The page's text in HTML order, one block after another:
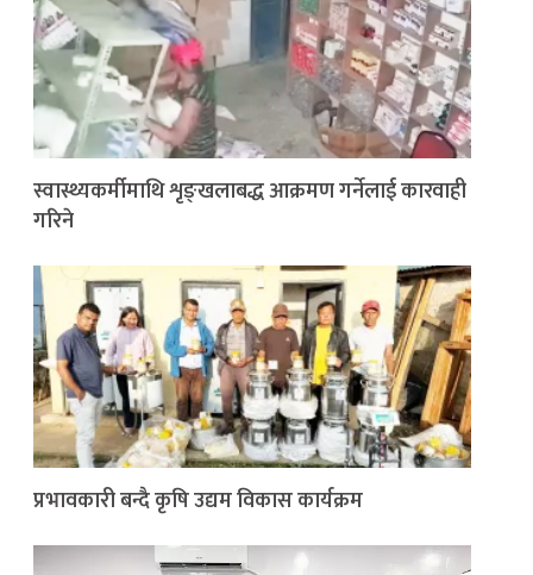
स्वास्थ्यकर्मीमाथि शृङ्खलाबद्ध आक्रमण गर्नेलाई कारवाही
गरिने
प्रभावकारी बन्दै कृषि उद्यम विकास कार्यक्रम